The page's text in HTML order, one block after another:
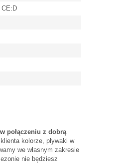
CE:D
w połączeniu z dobrą
kolorze, pływaki w
we własnym zakresie
nie będziesz